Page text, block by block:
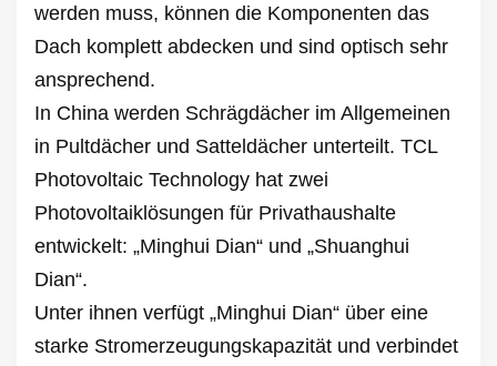
werden muss, können die Komponenten das
Dach komplett abdecken und sind optisch sehr
ansprechend.
In China werden Schrägdächer im Allgemeinen
in Pultdächer und Satteldächer unterteilt. TCL
Photovoltaic Technology hat zwei
Photovoltaiklösungen für Privathaushalte
entwickelt: „Minghui Dian“ und „Shuanghui
Dian“.
Unter ihnen verfügt „Minghui Dian“ über eine
starke Stromerzeugungskapazität und verbindet